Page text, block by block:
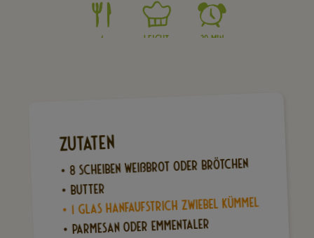
4 leicht 20 Min
zutaten
• 8 Scheiben Weißbrot oder Brötchen
• Butter
• 1 Glas Hanfaufstrich Zwiebel Kümmel
• Parmesan oder Emmentaler